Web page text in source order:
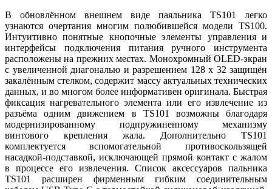
В обновлённом внешнем виде паяльника TS101 легко
узнаются очертания многим полюбившейся модели TS100.
Интуитивно понятные кнопочные элементы управления и
интерфейсы подключения питания ручного инструмента
расположены на прежних местах. Монохромный OLED-экран
с увеличенной диагональю и разрешением 128 х 32 защищён
закалённым стелком, содержит массу актуальных технических
данных, и во многом более информативен оригинала. Быстрая
фиксация нагревательного элемента или его извлечение из
разъёма одним движением в TS101 возможны благодаря
модернизированному подпружиненному механизму
винтового крепления жала. Дополнительно TS101
комплектуется вспомогательной противоскользящей
насадкой-подставкой, исключающей прямой контакт с жалом
в процессе его извлечения. Список аксессуаров пальника
TS101 расширен фирменным гибким соединительным